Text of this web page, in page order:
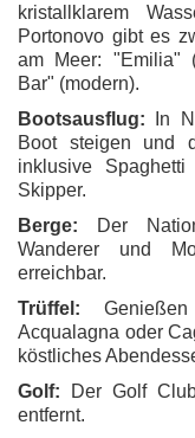
kristallklarem
Portonovo gibt es
am Meer: "Emilia"
Bar" (modern).
Bootsausflug: In
Boot steigen und
inklusive
Skipper.
Berge: Der
Wanderer und
erreichbar.
Trüffel:
Acqualagna oder
köstliches
Golf: Der Golf
entfernt.